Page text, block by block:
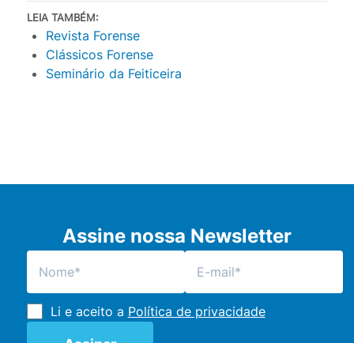
LEIA TAMBÉM:
Revista Forense
Clássicos Forense
Seminário da Feiticeira
Assine nossa Newsletter
Li e aceito a Política de privacidade